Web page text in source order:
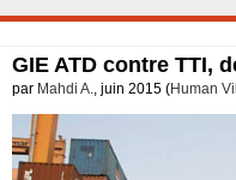
GIE ATD contre TTI,
par Mahdi A., juin 2015 (Human